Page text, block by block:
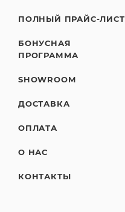
ПОЛНЫЙ ПРАЙС-ЛИСТ
БОНУСНАЯ
ПРОГРАММА
SHOWROOM
ДОСТАВКА
ОПЛАТА
О НАС
КОНТАКТЫ